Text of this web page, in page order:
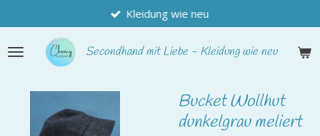
Hauptinhalt
springen
Secondhandmit Liebe - Kleidung wie neu
Kleidung wie neu
Bucket Wollhut
dunkelgrau meliert